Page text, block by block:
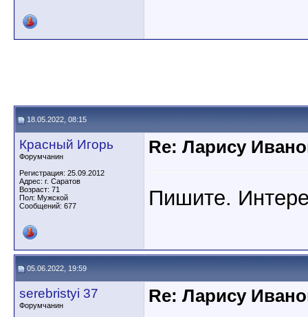
18.05.2022, 08:15
Красный Игорь
Форумчанин
Регистрация: 25.09.2012
Адрес: г. Саратов
Возраст: 71
Пол: Мужской
Сообщений: 677
Re: Ларису
Пишите.
05.06.2022, 19:59
serebristyi 37
Форумчанин
Re: Ларису